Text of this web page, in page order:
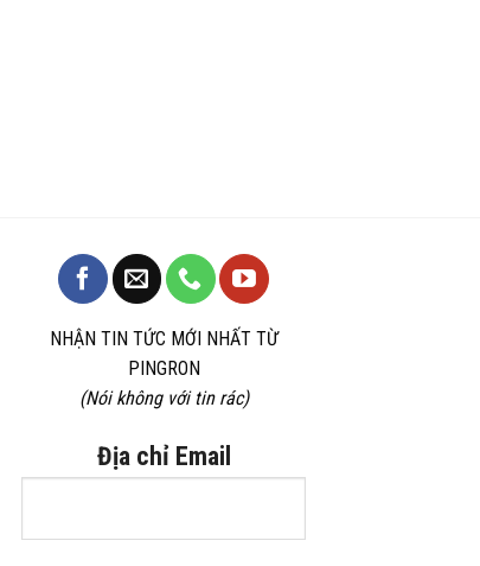
NHẬN TIN TỨC MỚI NHẤT TỪ
PINGRON
(Nói không với tin rác)
Địa chỉ Email